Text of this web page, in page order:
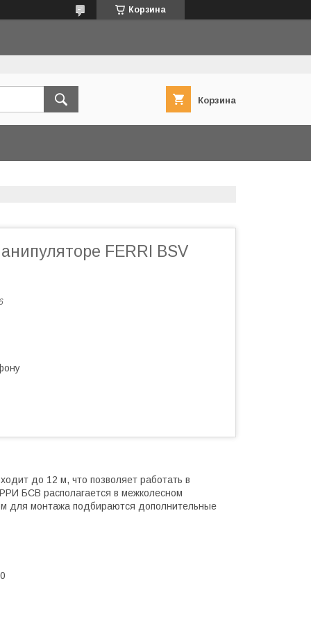
Корзина
Корзина
FERRI BSV
до 12 м, что позволяет работать в
БСВ располагается в межколесном
для монтажа подбираются дополнительные